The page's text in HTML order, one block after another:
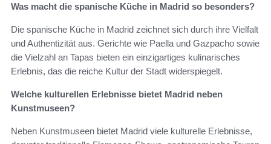
Was macht die spanische Küche in Madrid so besonders?
Die spanische Küche in Madrid zeichnet sich durch ihre Vielfalt
und Authentizität aus. Gerichte wie Paella und Gazpacho sowie
die Vielzahl an Tapas bieten ein einzigartiges kulinarisches
Erlebnis, das die reiche Kultur der Stadt widerspiegelt.
Welche kulturellen Erlebnisse bietet Madrid neben
Kunstmuseen?
Neben Kunstmuseen bietet Madrid viele kulturelle Erlebnisse,